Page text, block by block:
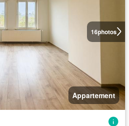
16photos
Appartement